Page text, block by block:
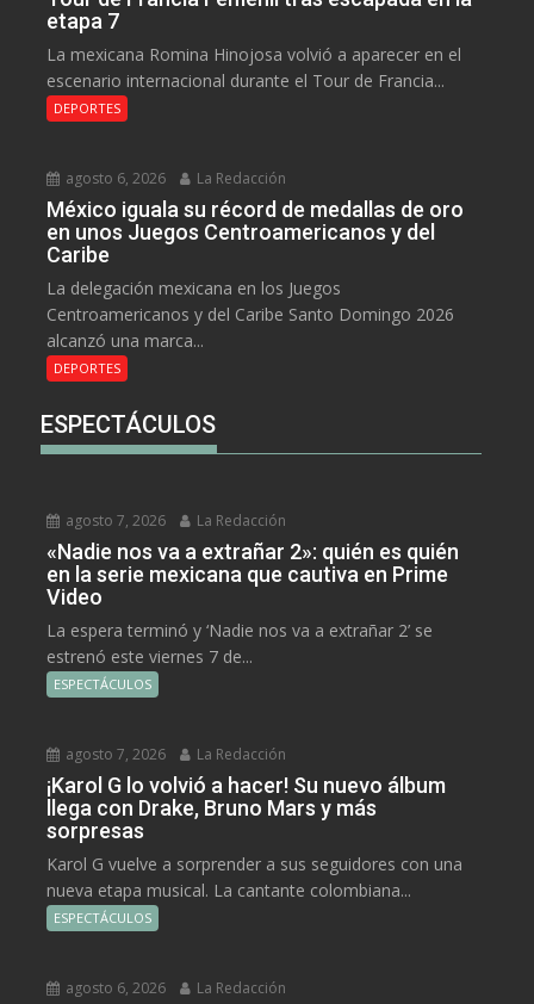
etapa 7
La mexicana Romina Hinojosa volvió a aparecer en el
escenario internacional durante el Tour de Francia...
DEPORTES
agosto 6, 2026 La Redacción
México iguala su récord de medallas de oro
en unos Juegos Centroamericanos y del
Caribe
La delegación mexicana en los Juegos
Centroamericanos y del Caribe Santo Domingo 2026
alcanzó una marca...
DEPORTES
ESPECTÁCULOS
agosto 7, 2026 La Redacción
«Nadie nos va a extrañar 2»: quién es quién
en la serie mexicana que cautiva en Prime
Video
La espera terminó y ‘Nadie nos va a extrañar 2’ se
estrenó este viernes 7 de...
ESPECTÁCULOS
agosto 7, 2026 La Redacción
¡Karol G lo volvió a hacer! Su nuevo álbum
llega con Drake, Bruno Mars y más
sorpresas
Karol G vuelve a sorprender a sus seguidores con una
nueva etapa musical. La cantante colombiana...
ESPECTÁCULOS
agosto 6, 2026 La Redacción